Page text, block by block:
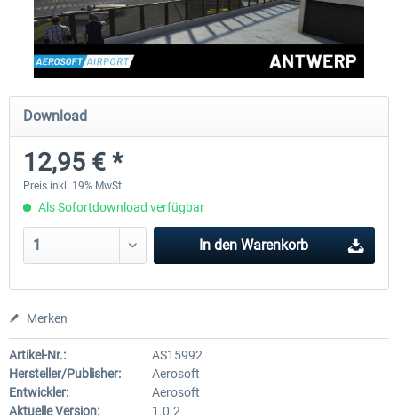
Aerosoft Mega Airport Brüssel
24,95 € *
Aerosoft Airport Köln/
Download
12,95 € *
Preis inkl. 19% MwSt.
Als Sofortdownload verfügbar
In den Warenkorb
Merken
Artikel-Nr.:
AS15992
Hersteller/Publisher:
Aerosoft
Entwickler:
Aerosoft
Aktuelle Version:
1.0.2